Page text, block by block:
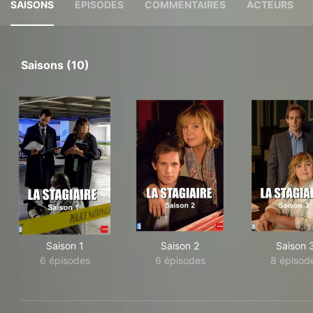
SAISONS ÉPISODES COMMENTAIRES ACTEURS
Saisons (10)
Saison 1
6 épisodes
Saison 2
6 épisodes
Saison
8